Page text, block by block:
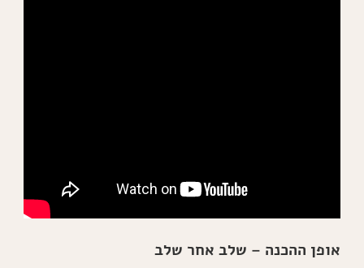
אופן ההכנה – שלב אחר שלב